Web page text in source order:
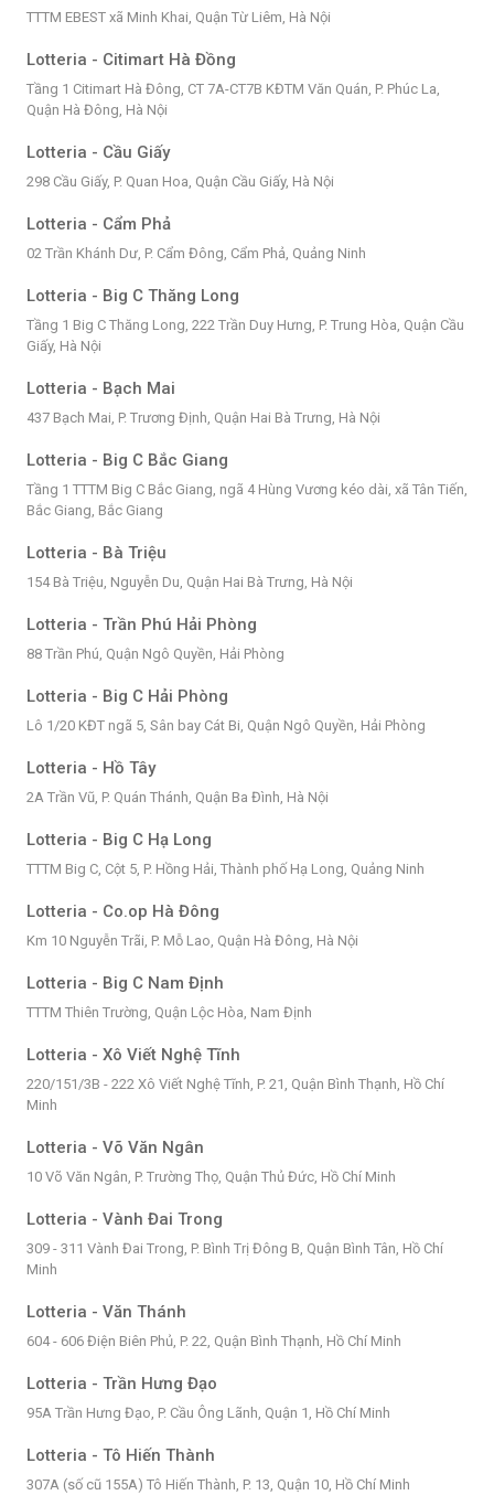
TTTM EBEST xã Minh Khai, Quận Từ Liêm, Hà Nội
Lotteria - Citimart Hà Đồng
Tầng 1 Citimart Hà Đông, CT 7A-CT7B KĐTM Văn Quán, P. Phúc La,
Quận Hà Đông, Hà Nội
Lotteria - Cầu Giấy
298 Cầu Giấy, P. Quan Hoa, Quận Cầu Giấy, Hà Nội
Lotteria - Cẩm Phả
02 Trần Khánh Dư, P. Cẩm Đông, Cẩm Phả, Quảng Ninh
Lotteria - Big C Thăng Long
Tầng 1 Big C Thăng Long, 222 Trần Duy Hưng, P. Trung Hòa, Quận Cầu
Giấy, Hà Nội
Lotteria - Bạch Mai
437 Bạch Mai, P. Trương Định, Quận Hai Bà Trưng, Hà Nội
Lotteria - Big C Bắc Giang
Tầng 1 TTTM Big C Bắc Giang, ngã 4 Hùng Vương kéo dài, xã Tân Tiến,
Bắc Giang, Bắc Giang
Lotteria - Bà Triệu
154 Bà Triệu, Nguyễn Du, Quận Hai Bà Trưng, Hà Nội
Lotteria - Trần Phú Hải Phòng
88 Trần Phú, Quận Ngô Quyền, Hải Phòng
Lotteria - Big C Hải Phòng
Lô 1/20 KĐT ngã 5, Sân bay Cát Bi, Quận Ngô Quyền, Hải Phòng
Lotteria - Hồ Tây
2A Trần Vũ, P. Quán Thánh, Quận Ba Đình, Hà Nội
Lotteria - Big C Hạ Long
TTTM Big C, Cột 5, P. Hồng Hải, Thành phố Hạ Long, Quảng Ninh
Lotteria - Co.op Hà Đông
Km 10 Nguyễn Trãi, P. Mỗ Lao, Quận Hà Đông, Hà Nội
Lotteria - Big C Nam Định
TTTM Thiên Trường, Quận Lộc Hòa, Nam Định
Lotteria - Xô Viết Nghệ Tĩnh
220/151/3B - 222 Xô Viết Nghệ Tĩnh, P. 21, Quận Bình Thạnh, Hồ Chí
Minh
Lotteria - Võ Văn Ngân
10 Võ Văn Ngân, P. Trường Thọ, Quận Thủ Đức, Hồ Chí Minh
Lotteria - Vành Đai Trong
309 - 311 Vành Đai Trong, P. Bình Trị Đông B, Quận Bình Tân, Hồ Chí
Minh
Lotteria - Văn Thánh
604 - 606 Điện Biên Phủ, P. 22, Quận Bình Thạnh, Hồ Chí Minh
Lotteria - Trần Hưng Đạo
95A Trần Hưng Đạo, P. Cầu Ông Lãnh, Quận 1, Hồ Chí Minh
Lotteria - Tô Hiến Thành
307A (số cũ 155A) Tô Hiến Thành, P. 13, Quận 10, Hồ Chí Minh